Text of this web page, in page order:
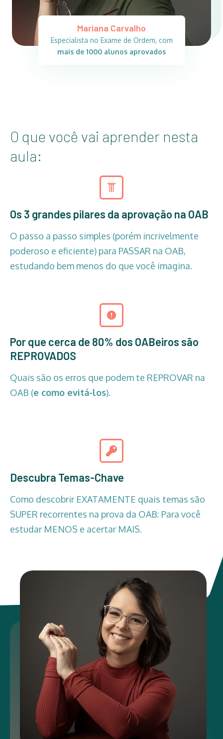
Mariana Carvalho
Especialista no Exame de Ordem, com
mais de 1000 alunos aprovados
O que você vai aprender nesta
aula:
Os 3 grandes pilares da aprovação na OAB
O passo a passo simples (porém incrivelmente
poderoso e eficiente) para PASSAR na OAB,
estudando bem menos do que você imagina.
Por que cerca de 80% dos OABeiros são
REPROVADOS
Quais são os erros que podem te REPROVAR na
OAB (e como evitá-los).
Descubra Temas-Chave
Como descobrir EXATAMENTE quais temas são
SUPER recorrentes na prova da OAB: Para você
estudar MENOS e acertar MAIS.